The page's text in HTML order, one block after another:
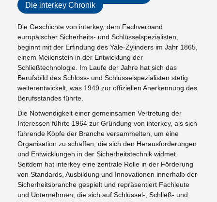
Die Geschichte von interkey, dem Fachverband
europäischer Sicherheits- und Schlüsselspezialisten,
beginnt mit der Erfindung des Yale-Zylinders im Jahr 1865,
einem Meilenstein in der Entwicklung der
Schließtechnologie. Im Laufe der Jahre hat sich das
Berufsbild des Schloss- und Schlüsselspezialisten stetig
weiterentwickelt, was 1949 zur offiziellen Anerkennung des
Berufsstandes führte.
Die Notwendigkeit einer gemeinsamen Vertretung der
Interessen führte 1964 zur Gründung von interkey, als sich
führende Köpfe der Branche versammelten, um eine
Organisation zu schaffen, die sich den Herausforderungen
und Entwicklungen in der Sicherheitstechnik widmet.
Seitdem hat interkey eine zentrale Rolle in der Förderung
von Standards, Ausbildung und Innovationen innerhalb der
Sicherheitsbranche gespielt und repräsentiert Fachleute
und Unternehmen, die sich auf Schlüssel-, Schließ- und
Die interkey Chronik